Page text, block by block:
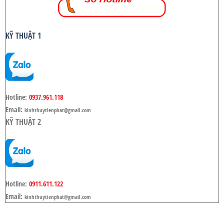
KỸ THUẬT 1
Hotline: 0937.961.118
Email: kinhthuytienphat@gmail.com
KỸ THUẬT 2
Hotline: 0911.611.122
Email: kinhthuytienphat@gmail.com